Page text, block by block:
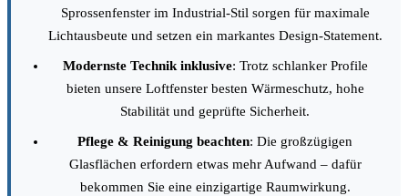
Sprossenfenster im Industrial-Stil sorgen für maximale
Lichtausbeute und setzen ein markantes Design-Statement.
Modernste Technik inklusive: Trotz schlanker Profile
bieten unsere Loftfenster besten Wärmeschutz, hohe
Stabilität und geprüfte Sicherheit.
Pflege & Reinigung beachten: Die großzügigen
Glasflächen erfordern etwas mehr Aufwand – dafür
bekommen Sie eine einzigartige Raumwirkung.